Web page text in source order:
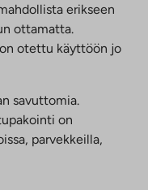
erikseen
ottamatta.
otettu käyttöön jo
savuttomia.
on
parvekkeilla,